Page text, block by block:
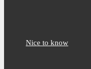
Nice to know